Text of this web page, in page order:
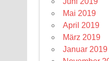
Mai 2019
April 2019
März 2019
Januar 2019